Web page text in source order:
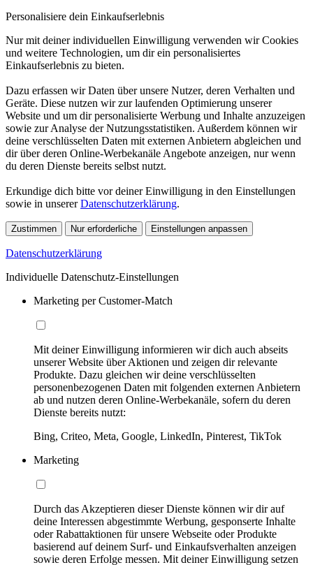
Personalisiere dein Einkaufserlebnis
Nur mit deiner individuellen Einwilligung verwenden wir Cookies
und weitere Technologien, um dir ein personalisiertes
Einkaufserlebnis zu bieten.
Dazu erfassen wir Daten über unsere Nutzer, deren Verhalten und
Geräte. Diese nutzen wir zur laufenden Optimierung unserer
Website und um dir personalisierte Werbung und Inhalte anzuzeigen
sowie zur Analyse der Nutzungsstatistiken. Außerdem können wir
deine verschlüsselten Daten mit externen Anbietern abgleichen und
dir über deren Online-Werbekanäle Angebote anzeigen, nur wenn
du deren Dienste bereits selbst nutzt.
Erkundige dich bitte vor deiner Einwilligung in den Einstellungen
sowie in unsererDatenschutzerklärung.
Zustimmen Nur erforderliche Einstellungen anpassen
Datenschutzerklärung
Individuelle Datenschutz-Einstellungen
Marketing per Customer-Match
Mit deiner Einwilligung informieren wir dich auch abseits
unserer Website über Aktionen und zeigen dir relevante
Produkte. Dazu gleichen wir deine verschlüsselten
personenbezogenen Daten mit folgenden externen Anbietern
ab und nutzen deren Online-Werbekanäle, sofern du deren
Dienste bereits nutzt:
Bing, Criteo, Meta, Google, LinkedIn, Pinterest, TikTok
Marketing
Durch das Akzeptieren dieser Dienste können wir dir auf
deine Interessen abgestimmte Werbung, gesponserte Inhalte
oder Rabattaktionen für unsere Webseite oder Produkte
basierend auf deinem Surf- und Einkaufsverhalten anzeigen
sowie deren Erfolge messen. Mit deiner Einwilligung setzen